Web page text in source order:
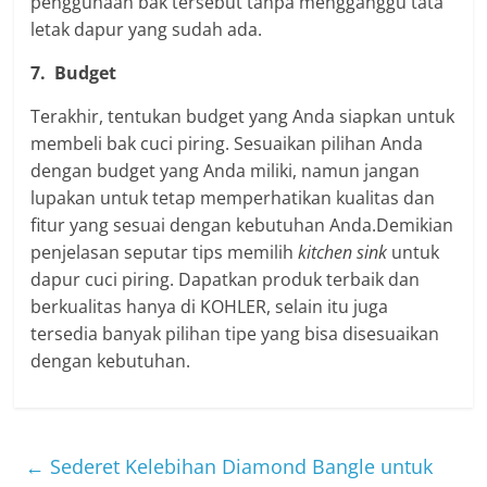
letak dapur yang sudah ada.
7. Budget
Terakhir, tentukan budget yang Anda siapkan untuk
membeli bak cuci piring. Sesuaikan pilihan Anda
dengan budget yang Anda miliki, namun jangan
lupakan untuk tetap memperhatikan kualitas dan
fitur yang sesuai dengan kebutuhan Anda.Demikian
penjelasan seputar tips memilihkitchen sink untuk
dapur cuci piring. Dapatkan produk terbaik dan
berkualitas hanya di KOHLER, selain itu juga
tersedia banyak pilihan tipe yang bisa disesuaikan
dengan kebutuhan.
← Sederet Kelebihan Diamond Bangle untuk